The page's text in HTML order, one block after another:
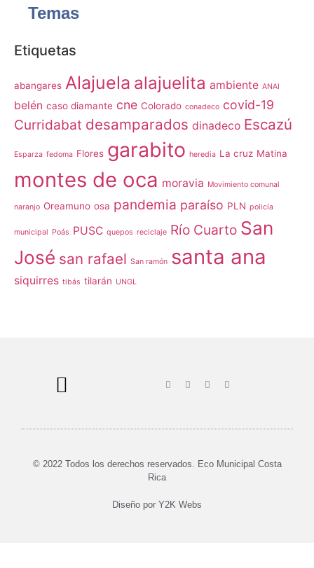
Temas
Etiquetas
abangares Alajuela alajuelita ambiente ANAI
belén caso diamante cne Colorado conadeco covid-19
Curridabat desamparados dinadeco Escazú
Esparza fedoma Flores garabito heredia La cruz Matina
montes de oca moravia Movimiento comunal
naranjo Oreamuno osa pandemia paraíso PLN policía
municipal Poás PUSC quepos reciclaje Río Cuarto San
José san rafael San ramón santa ana
siquirres tibás tilarán UNGL
© 2022 Todos los derechos reservados. Eco Municipal Costa
Rica
Diseño por Y2K Webs